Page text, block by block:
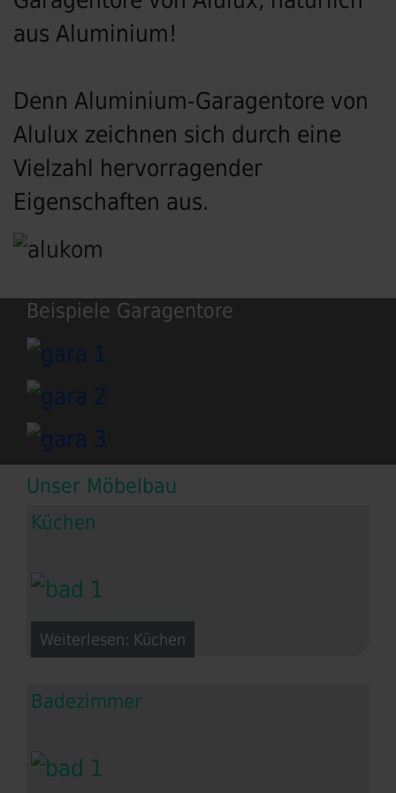
aus Aluminium!
Denn Aluminium-Garagentore von
Alulux zeichnen sich durch eine
Vielzahl hervorragender
Eigenschaften aus.
Beispiele Garagentore
Unser Möbelbau
Küchen
Weiterlesen: Küchen
Badezimmer